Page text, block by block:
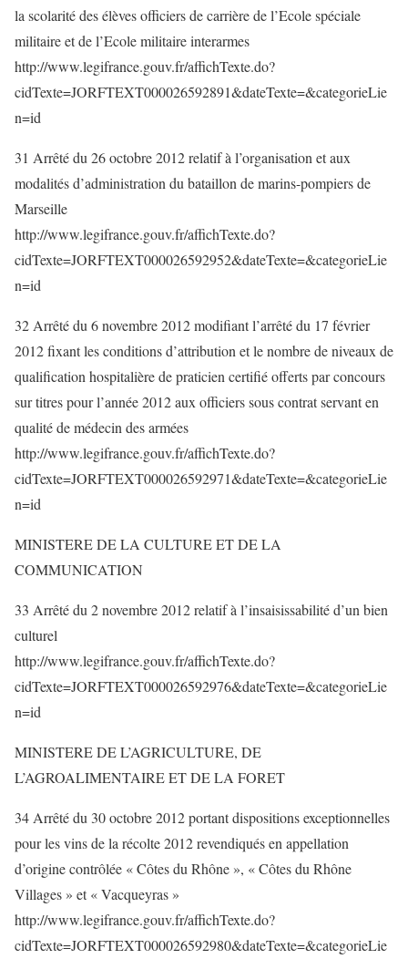
la scolarité des élèves officiers de carrière de l’Ecole spéciale
militaire et de l’Ecole militaire interarmes
http://www.legifrance.gouv.fr/affichTexte.do?
cidTexte=JORFTEXT000026592891&dateTexte=&categorieLie
n=id
31 Arrêté du 26 octobre 2012 relatif à l’organisation et aux
modalités d’administration du bataillon de marins-pompiers de
Marseille
http://www.legifrance.gouv.fr/affichTexte.do?
cidTexte=JORFTEXT000026592952&dateTexte=&categorieLie
n=id
32 Arrêté du 6 novembre 2012 modifiant l’arrêté du 17 février
2012 fixant les conditions d’attribution et le nombre de niveaux de
qualification hospitalière de praticien certifié offerts par concours
sur titres pour l’année 2012 aux officiers sous contrat servant en
qualité de médecin des armées
http://www.legifrance.gouv.fr/affichTexte.do?
cidTexte=JORFTEXT000026592971&dateTexte=&categorieLie
n=id
MINISTERE DE LA CULTURE ET DE LA
COMMUNICATION
33 Arrêté du 2 novembre 2012 relatif à l’insaisissabilité d’un bien
culturel
http://www.legifrance.gouv.fr/affichTexte.do?
cidTexte=JORFTEXT000026592976&dateTexte=&categorieLie
n=id
MINISTERE DE L’AGRICULTURE, DE
L’AGROALIMENTAIRE ET DE LA FORET
34 Arrêté du 30 octobre 2012 portant dispositions exceptionnelles
pour les vins de la récolte 2012 revendiqués en appellation
d’origine contrôlée « Côtes du Rhône », « Côtes du Rhône
Villages » et « Vacqueyras »
http://www.legifrance.gouv.fr/affichTexte.do?
cidTexte=JORFTEXT000026592980&dateTexte=&categorieLie